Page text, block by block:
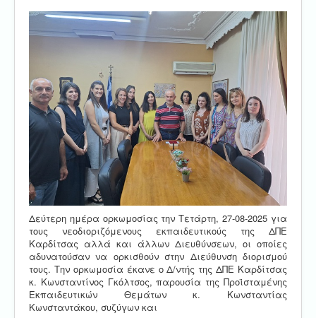
Δεύτερη ημέρα ορκωμοσίας την Τετάρτη, 27-08-2025 για
τους νεοδιοριζόμενους εκπαιδευτικούς της ΔΠΕ
Καρδίτσας αλλά και άλλων Διευθύνσεων, οι οποίες
αδυνατούσαν να ορκισθούν στην Διεύθυνση διορισμού
τους. Την ορκωμοσία έκανε ο Δ/ντής της ΔΠΕ Καρδίτσας
κ. Κωνσταντίνος Γκόλτσος, παρουσία της Προϊσταμένης
Εκπαιδευτικών Θεμάτων κ. Κωνσταντίας
Κωνσταντάκου, συζύγων και